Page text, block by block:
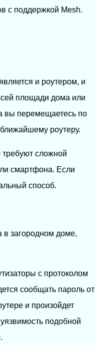
с поддержкой Mesh.
и роутером, и
площади дома или
вы перемещаетесь по
роутеру.
требуют сложной
смартфона. Если
способ.
в загородном доме,
с протоколом
сообщать пароль от
и произойдет
подобной